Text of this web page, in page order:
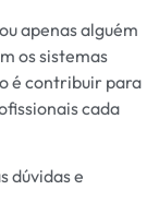
apenas alguém
os sistemas
é contribuir para
cada
dúvidas e